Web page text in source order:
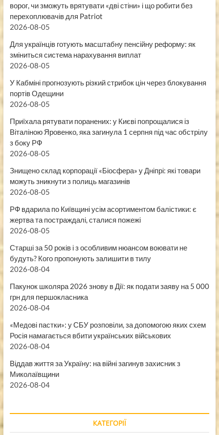
ворог, чи зможуть врятувати «дві стіни» і що робити без
перехоплювачів для Patriot
2026-08-05
Для українців готують масштабну пенсійну реформу: як
зміниться система нарахування виплат
2026-08-05
У Кабміні прогнозують різкий стрибок цін через блокування
портів Одещини
2026-08-05
Приїхала рятувати поранених: у Києві попрощалися із
Віталіною Яровенко, яка загинула 1 серпня під час обстрілу
з боку РФ
2026-08-05
Знищено склад корпорації «Біосфера» у Дніпрі: які товари
можуть зникнути з полиць магазинів
2026-08-05
РФ вдарила по Київщині усім асортиментом балістики: є
жертва та постраждалі, сталися пожежі
2026-08-05
Старші за 50 років і з особливим нюансом воювати не
будуть? Кого пропонують залишити в тилу
2026-08-04
Пакунок школяра 2026 знову в Дії: як подати заяву на 5 000
грн для першокласника
2026-08-04
«Медові пастки»: у СБУ розповіли, за допомогою яких схем
Росія намагається вбити українських військових
2026-08-04
Віддав життя за Україну: на війні загинув захисник з
Миколаївщини
2026-08-04
КАТЕГОРІЇ